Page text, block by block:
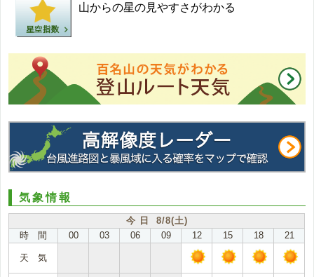
山からの星の見やすさがわかる
気象情報
今 日 8/8(土)
時 間
00 03 06 09 12 15 18 21
天 気